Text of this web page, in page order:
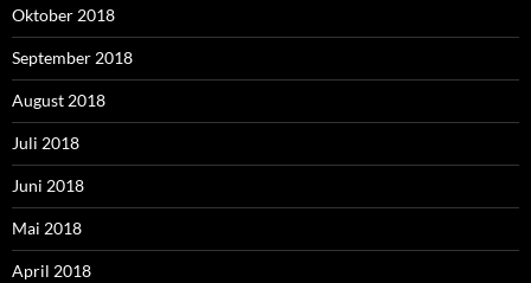
Oktober 2018
September 2018
August 2018
Juli 2018
Juni 2018
Mai 2018
April 2018